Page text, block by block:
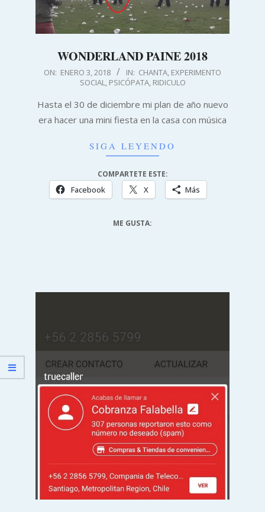
WONDERLAND PAINE 2018
2018-
03
ON: ENERO 3, 2018 IN: CHANTA, EXPERIMENTO
SOCIAL, PSICÓPATA, RIDICULO
Hasta el 30 de diciembre mi plan de año nuevo
era hacer una mini fiesta en la casa con música
SIGA LEYENDO
COMPARTETE ESTE:
Facebook X Más
ME GUSTA: